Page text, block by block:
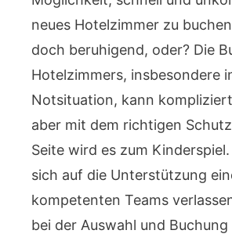
neues Hotelzimmer zu
doch beruhigend, oder? Die
Hotelzimmers, insbesondere
Notsituation, kann
aber mit dem richtigen
Seite wird es zum
sich auf die Unterstützung
kompetenten Teams
bei der Auswahl und Buchung